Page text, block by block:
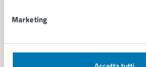
Marketing
AMMINISTRAZIONE
Organi di governo